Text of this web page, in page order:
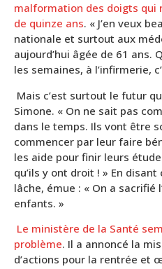
malformation des doigts qui
de quinze ans. « J’en veux
nationale et surtout aux
aujourd’hui âgée de 61 ans.
les semaines, à l’infirmerie,
Mais c’est surtout le futur
Simone. « On ne sait pas
dans le temps. Ils vont être
commencer par leur faire
les aide pour finir leurs
qu’ils y ont droit ! » En
lâche, émue : « On a sacrifié
enfants. »
Le ministère de la Santé
problème. Il a annoncé la
d’actions pour la rentrée et